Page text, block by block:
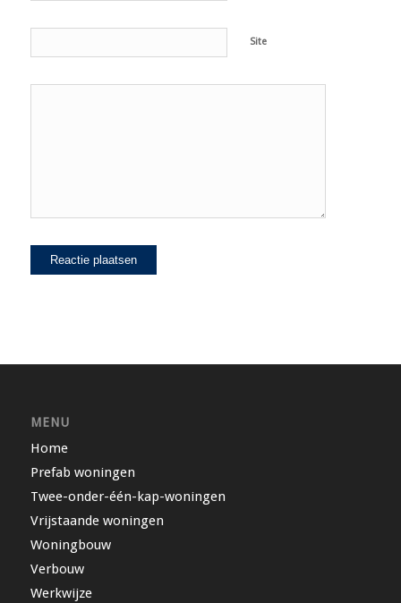
Site
MENU
Home
Prefab woningen
Twee-onder-één-kap-woningen
Vrijstaande woningen
Woningbouw
Verbouw
Werkwijze